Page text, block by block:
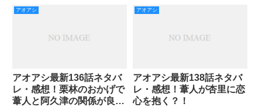
が、面白いですねーっていうか難
しすぎでしょ！ こんなのボール
して、何より阿久津の言葉「ユー
かが見えていたというアシトに驚
きましたね。 しかし、それを見
アシトの技術の引き上げがどの
アオアシ
アオアシ最新136話ネタバ
レ・感想！栗林のおかげで
葦人と阿久津の関係が良好
アオアシ
アオアシ最新138話ネタバ
レ・感想！葦人が杏里に恋
心を抱く？！